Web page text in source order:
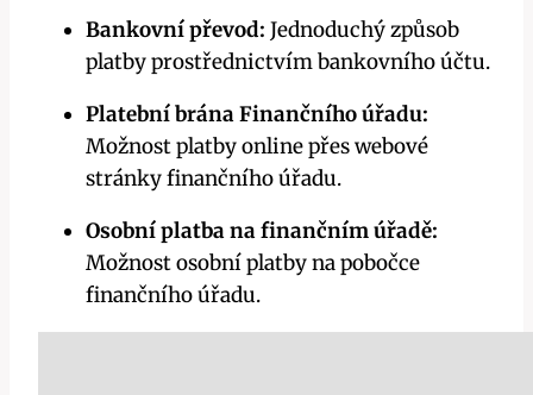
Bankovní převod: Jednoduchý způsob
platby prostřednictvím bankovního účtu.
Platební brána Finančního úřadu:
Možnost platby online přes webové
stránky finančního úřadu.
Osobní platba na finančním úřadě:
Možnost osobní platby na pobočce
finančního úřadu.